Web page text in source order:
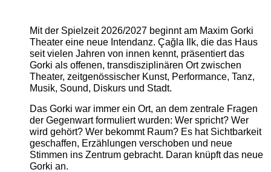
Mit der Spielzeit 2026/2027 beginnt am Maxim Gorki
Theater eine neue Intendanz. Çağla Ilk, die das Haus
seit vielen Jahren von innen kennt, präsentiert das
Gorki als offenen, transdisziplinären Ort zwischen
Theater, zeitgenössischer Kunst, Performance, Tanz,
Musik, Sound, Diskurs und Stadt.
Das Gorki war immer ein Ort, an dem zentrale Fragen
der Gegenwart formuliert wurden: Wer spricht? Wer
wird gehört? Wer bekommt Raum? Es hat Sichtbarkeit
geschaffen, Erzählungen verschoben und neue
Stimmen ins Zentrum gebracht. Daran knüpft das neue
Gorki an.